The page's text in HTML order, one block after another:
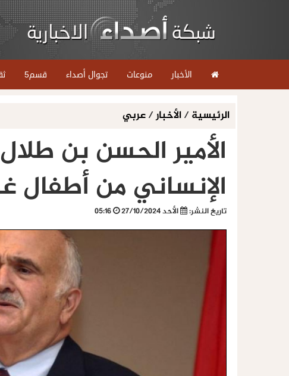
الأخبار منوعات تجوال أصداء قسم5
الرئيسية/الأخبار/عربي
الأمير الحسن بن
الإنساني من أطفال
تاريخ النشر: الأحد 27/10/2024